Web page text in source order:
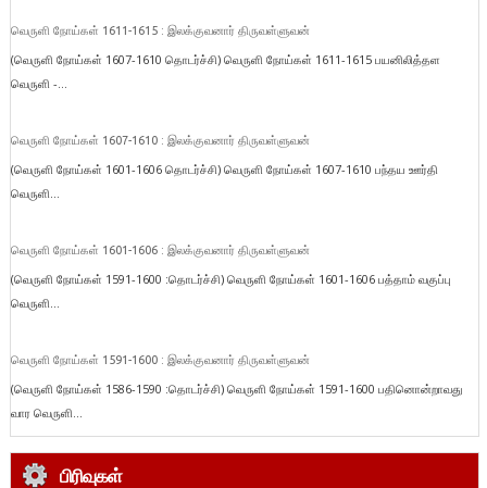
வெருளி நோய்கள் 1611-1615 : இலக்குவனார் திருவள்ளுவன்
(வெருளி நோய்கள் 1607-1610 தொடர்ச்சி) வெருளி நோய்கள் 1611-1615 பயனிலித்தள
வெருளி -...
வெருளி நோய்கள் 1607-1610 : இலக்குவனார் திருவள்ளுவன்
(வெருளி நோய்கள் 1601-1606 தொடர்ச்சி) வெருளி நோய்கள் 1607-1610 பந்தய ஊர்தி
வெருளி...
வெருளி நோய்கள் 1601-1606 : இலக்குவனார் திருவள்ளுவன்
(வெருளி நோய்கள் 1591-1600 :தொடர்ச்சி) வெருளி நோய்கள் 1601-1606 பத்தாம் வகுப்பு
வெருளி...
வெருளி நோய்கள் 1591-1600 : இலக்குவனார் திருவள்ளுவன்
(வெருளி நோய்கள் 1586-1590 :தொடர்ச்சி) வெருளி நோய்கள் 1591-1600 பதினொன்றாவது
வார வெருளி...
பிரிவுகள்